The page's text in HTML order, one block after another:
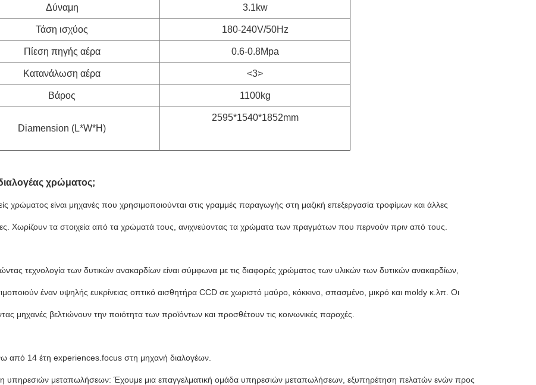
Δύναμη 3.1kw
Τάση ισχύος 180-240V/50Hz
Πίεση πηγής αέρα 0.6-0.8Mpa
Κατανάλωση αέρα <3>
Βάρος 1100kg
Diamension (L*W*H)
2595*1540*1852mm
διαλογέας χρώματος;
χρώματος είναι μηχανές που χρησιμοποιούνται στις γραμμές παραγωγής στη μαζική επεξεργασία τροφίμων και άλλες
Χωρίζουν τα στοιχεία από τα χρώματά τους, ανιχνεύοντας τα χρώματα των πραγμάτων που περνούν πριν από τους.
τεχνολογία των δυτικών ανακαρδίων είναι σύμφωνα με τις διαφορές χρώματος των υλικών των δυτικών ανακαρδίων,
έναν υψηλής ευκρίνειας οπτικό αισθητήρα CCD σε χωριστό μαύρο, κόκκινο, σπασμένο, μικρό και moldy κ.λπ. Οι
μηχανές βελτιώνουν την ποιότητα των προϊόντων και προσθέτουν τις κοινωνικές παροχές.
από 14 έτη experiences.focus στη μηχανή διαλογέων.
υπηρεσιών μεταπωλήσεων: Έχουμε μια επαγγελματική ομάδα υπηρεσιών μεταπωλήσεων, εξυπηρέτηση πελατών ενών προς